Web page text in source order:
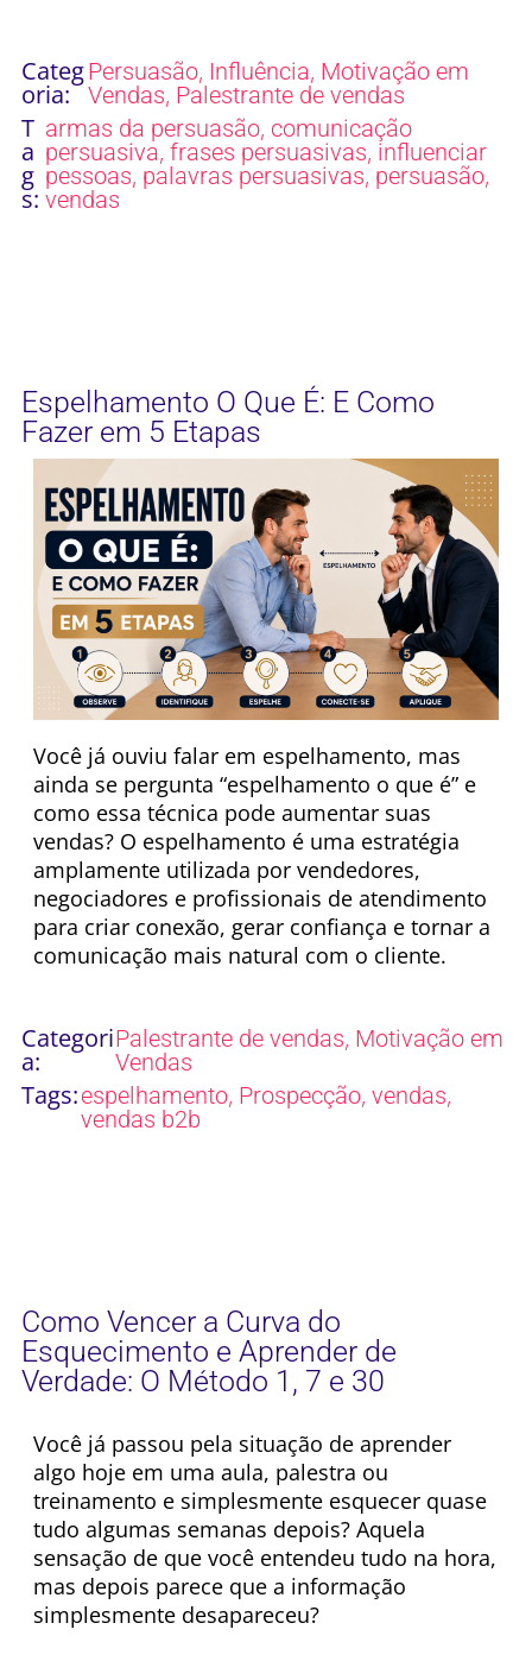
Categ
oria:
Persuasão, Influência, Motivação em
Vendas, Palestrante de vendas
T
a
g
s:
armas da persuasão, comunicação
persuasiva, frases persuasivas, influenciar
pessoas, palavras persuasivas, persuasão,
vendas
Espelhamento O Que É: E Como
Fazer em 5 Etapas
Você já ouviu falar em espelhamento, mas
ainda se pergunta “espelhamento o que é” e
como essa técnica pode aumentar suas
vendas? O espelhamento é uma estratégia
amplamente utilizada por vendedores,
negociadores e profissionais de atendimento
para criar conexão, gerar confiança e tornar a
comunicação mais natural com o cliente.
Categori
a:
Palestrante de vendas, Motivação em
Vendas
Tags:espelhamento, Prospecção, vendas,
vendas b2b
Como Vencer a Curva do
Esquecimento e Aprender de
Verdade: O Método 1, 7 e 30
Você já passou pela situação de aprender
algo hoje em uma aula, palestra ou
treinamento e simplesmente esquecer quase
tudo algumas semanas depois? Aquela
sensação de que você entendeu tudo na hora,
mas depois parece que a informação
simplesmente desapareceu?